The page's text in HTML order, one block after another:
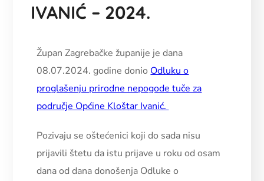
IVANIĆ – 2024.
Župan Zagrebačke županije je dana
08.07.2024. godine donio Odluku o
proglašenju prirodne nepogode tuče za
područje Općine Kloštar Ivanić.
Pozivaju se oštećenici koji do sada nisu
prijavili štetu da istu prijave u roku od osam
dana od dana donošenja Odluke o